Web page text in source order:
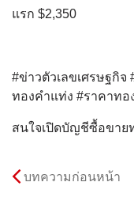
แรก $2,350
#ข่าวตัวเลขเศรษฐกิจ
ทองคำแท่ง #ราคาทอ
สนใจเปิดบัญชีซื้อขาย
บทความก่อนหน้า